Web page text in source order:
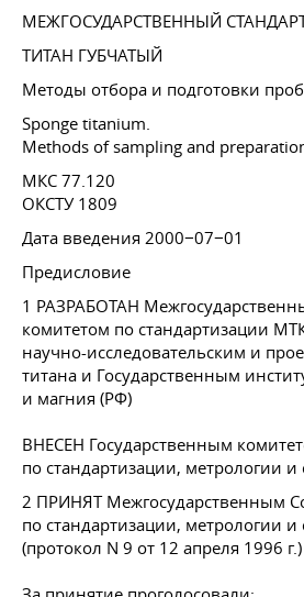
МЕЖГОСУДАРСТВЕННЫЙ
ТИТАН ГУБЧАТЫЙ
Методы отбора и подготовки проб
Sponge titanium.
Methods of sampling and
МКС 77.120
ОКСТУ 1809
Дата введения 2000−07−01
Предисловие
1 РАЗРАБОТАН
комитетом по стандартизации
научно-исследовательским и
титана и Государственным
и магния (РФ)
ВНЕСЕН Государственным
по стандартизации, метрологии
2 ПРИНЯТ Межгосударственным
по стандартизации, метрологии
(протокол N 9 от 12 апреля 1996 г.)